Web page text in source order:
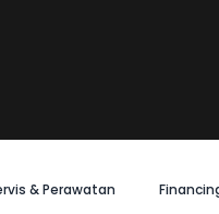
& Perawatan